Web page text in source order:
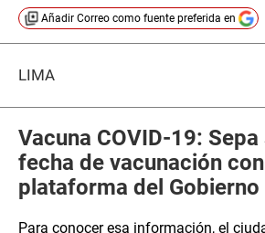
Añadir Correo como fuente preferida en
LIMA
Vacuna COVID-19:
fecha de vacunación
plataforma del Gobierno
Para conocer esa información, el